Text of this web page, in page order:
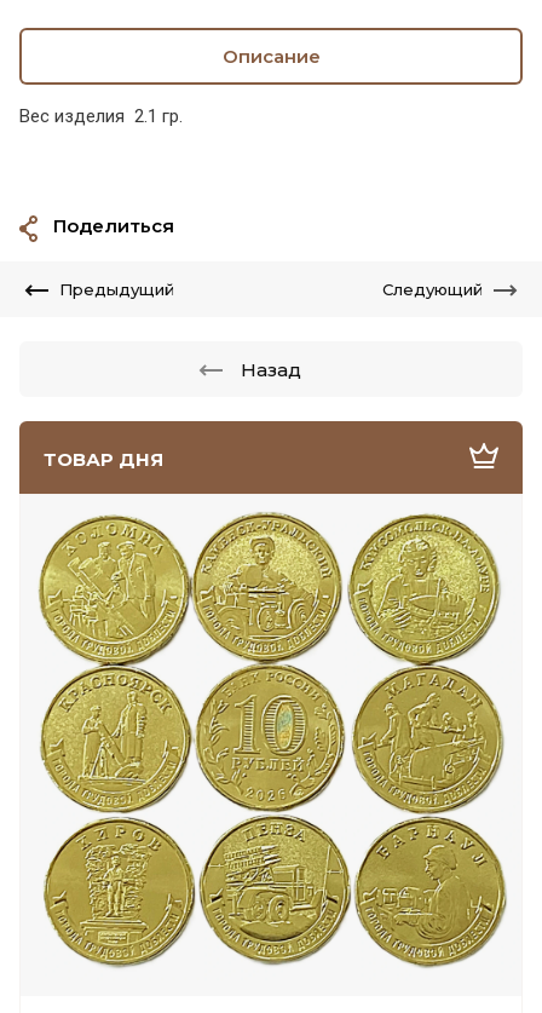
ТОВАР ДНЯ
Описание
Вес изделия 2.1 гр.
Поделиться
Предыдущий Следующий
Назад